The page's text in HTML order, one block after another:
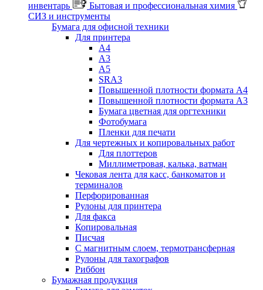
инвентарь
Бытовая и профессиональная химия
СИЗ и инструменты
Бумага для офисной техники
Для принтера
А4
А3
А5
SRA3
Повышенной плотности формата А4
Повышенной плотности формата А3
Бумага цветная для оргтехники
Фотобумага
Пленки для печати
Для чертежных и копировальных работ
Для плоттеров
Миллиметровая, калька, ватман
Чековая лента для касс, банкоматов и
терминалов
Перфорированная
Рулоны для принтера
Для факса
Копировальная
Писчая
С магнитным слоем, термотрансферная
Рулоны для тахографов
Риббон
Бумажная продукция